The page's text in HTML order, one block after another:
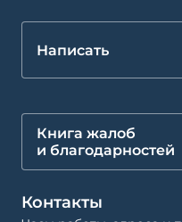
Написать
Книга жалоб
и благодарностей
Контакты